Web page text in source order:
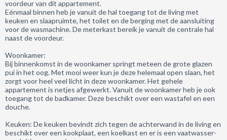
voordeur van dit appartement.
Eénmaal binnen heb je vanuit de hal toegang tot de living met
keuken en slaapruimte, het toilet en de berging met de aansluiting
voor de wasmachine. De meterkast bereik je vanuit de centrale hal
naast de voordeur.
Woonkamer:
Bij binnenkomst in de woonkamer springt meteen de grote glazen
pui in het oog. Met mooi weer kun je deze helemaal open slaan, het
zorgt voor heel veel licht in deze woonkamer. Het gehele
appartement is netjes afgewerkt. Vanuit de woonkamer heb je ook
toegang tot de badkamer. Deze beschikt over een wastafel en een
douche.
Keuken: De keuken bevindt zich tegen de achterwand in de living en
beschikt over een kookplaat, een koelkast en er is een vaatwasser-